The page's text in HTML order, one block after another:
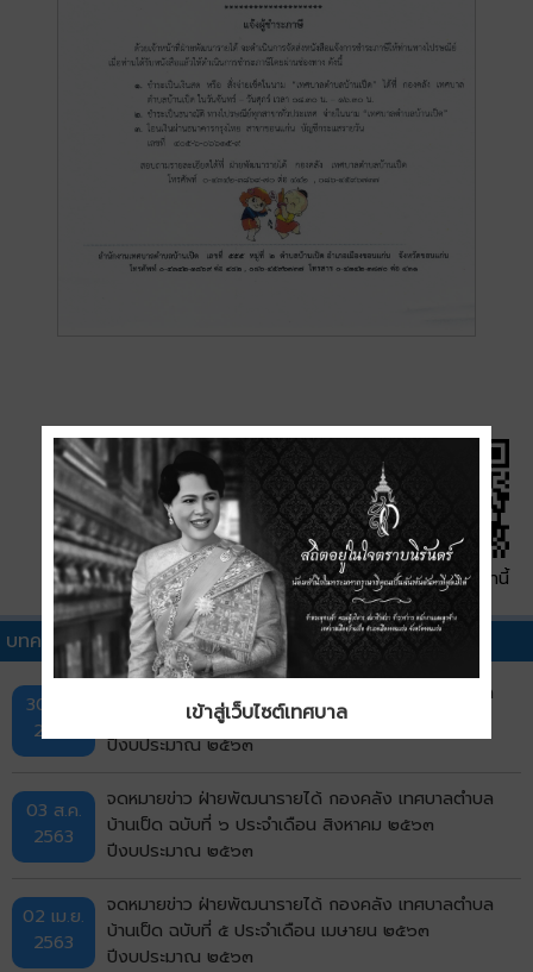
QR Code หน้านี้
บทความน่ารู้อื่นๆ
30 ก.ย.
2563
จดหมายข่าว ฝ่ายพัฒนารายได้ กองคลัง เทศบาลตำบล
บ้านเป็ด ฉบับที่ ๗ ประจำเดือน กันยายน ๒๕๖๓
ปีงบประมาณ ๒๕๖๓
03 ส.ค.
2563
จดหมายข่าว ฝ่ายพัฒนารายได้ กองคลัง เทศบาลตำบล
บ้านเป็ด ฉบับที่ ๖ ประจำเดือน สิงหาคม ๒๕๖๓
ปีงบประมาณ ๒๕๖๓
02 เม.ย.
2563
จดหมายข่าว ฝ่ายพัฒนารายได้ กองคลัง เทศบาลตำบล
บ้านเป็ด ฉบับที่ ๕ ประจำเดือน เมษายน ๒๕๖๓
ปีงบประมาณ ๒๕๖๓
เข้าสู่เว็บไซต์เทศบาล